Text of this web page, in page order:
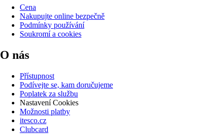
Cena
Nakupujte online bezpečně
Podmínky používání
Soukromí a cookies
O nás
Přístupnost
Podívejte se, kam doručujeme
Poplatek za službu
Nastavení Cookies
Možnosti platby
itesco.cz
Clubcard